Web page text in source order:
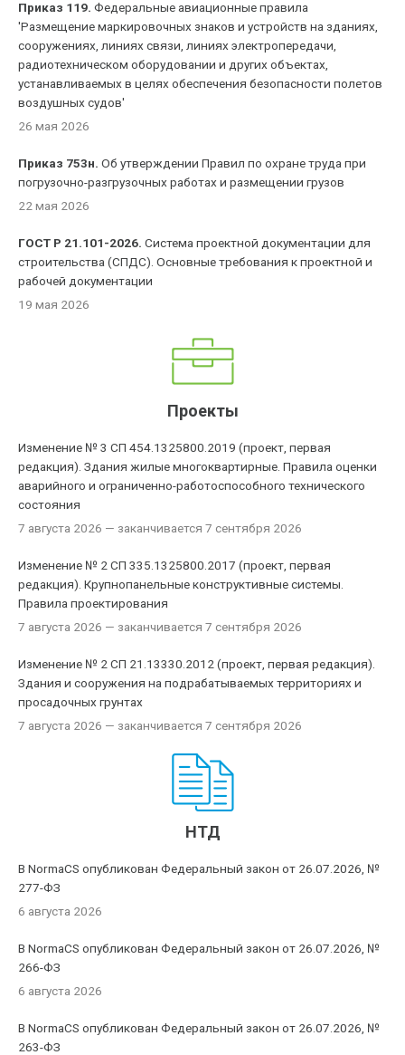
Приказ 119. Федеральные авиационные правила
'Размещение маркировочных знаков и устройств на зданиях,
сооружениях, линиях связи, линиях электропередачи,
радиотехническом оборудовании и других объектах,
устанавливаемых в целях обеспечения безопасности полетов
воздушных судов'
26 мая 2026
Приказ 753н. Об утверждении Правил по охране труда при
погрузочно-разгрузочных работах и размещении грузов
22 мая 2026
ГОСТ Р 21.101-2026. Система проектной документации для
строительства (СПДС). Основные требования к проектной и
рабочей документации
19 мая 2026
Проекты
Изменение № 3 СП 454.1325800.2019 (проект, первая
редакция). Здания жилые многоквартирные. Правила оценки
аварийного и ограниченно-работоспособного технического
состояния
7 августа 2026 — заканчивается 7 сентября 2026
Изменение № 2 СП 335.1325800.2017 (проект, первая
редакция). Крупнопанельные конструктивные системы.
Правила проектирования
7 августа 2026 — заканчивается 7 сентября 2026
Изменение № 2 СП 21.13330.2012 (проект, первая редакция).
Здания и сооружения на подрабатываемых территориях и
просадочных грунтах
7 августа 2026 — заканчивается 7 сентября 2026
НТД
В NormaCS опубликован Федеральный закон от 26.07.2026, №
277-ФЗ
6 августа 2026
В NormaCS опубликован Федеральный закон от 26.07.2026, №
266-ФЗ
6 августа 2026
В NormaCS опубликован Федеральный закон от 26.07.2026, №
263-ФЗ